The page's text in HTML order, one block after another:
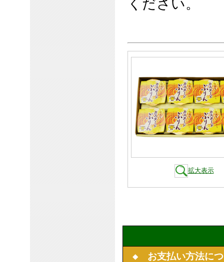
ください。
拡大表示
◆ お支払い方法につ